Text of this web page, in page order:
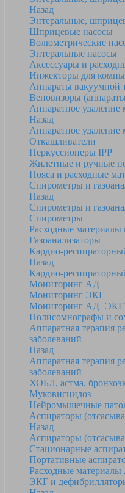
Назад
Энтеральные,
Шприцевые насосы
Волюметрические
Энтеральные насосы
Аксессуары и
Инжекторы для
Аппараты вакуумной
Веновизоры
Аппаратное
Назад
Аппаратное
Откашливатели
Перкуссионеры IPP
Жилетные и ручные
Пояса и расходные
Спирометры и
Назад
Спирометры и
Спирометры
Расходные материалы
Газоанализаторы
Кардио-
Назад
Кардио-
Мониторинг АД
Мониторинг ЭКГ
Мониторинг АД+ЭКГ
Полисомнографы и
Аппаратная терапия
заболеваний
Назад
Аппаратная терапия
заболеваний
ХОБЛ, астма,
Муковисцидоз
Нейромышечные
Аспираторы
Назад
Аспираторы
Стационарные
Портативные
Расходные материалы
ЭКГ и